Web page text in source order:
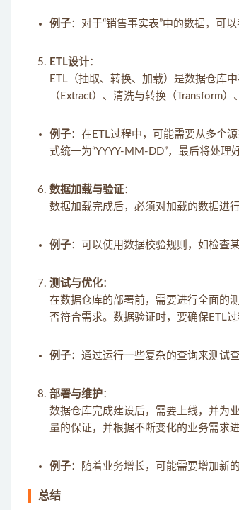
例子：对于“销售事实表”中的数据，可
ETL设计：
ETL（抽取、转换、加载）是数据仓库
（Extract）、清洗与转换（Transform）
例子：在ETL过程中，可能需要从多个
式统一为“YYYY-MM-DD”，最后将处理
数据加载与验证：
数据加载完成后，必须对加载的数据进
例子：可以使用数据校验规则，如检查
测试与优化：
在数据仓库的部署前，需要进行全面的
否符合需求。数据验证时，要确保ETL
例子：通过运行一些复杂的查询来测试
部署与维护：
数据仓库完成建设后，需要上线，并为
量的保证，并根据不断变化的业务需求
例子：随着业务增长，可能需要增加新
总结